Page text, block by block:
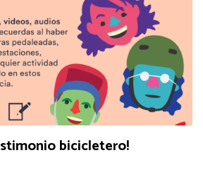
bicicletero!